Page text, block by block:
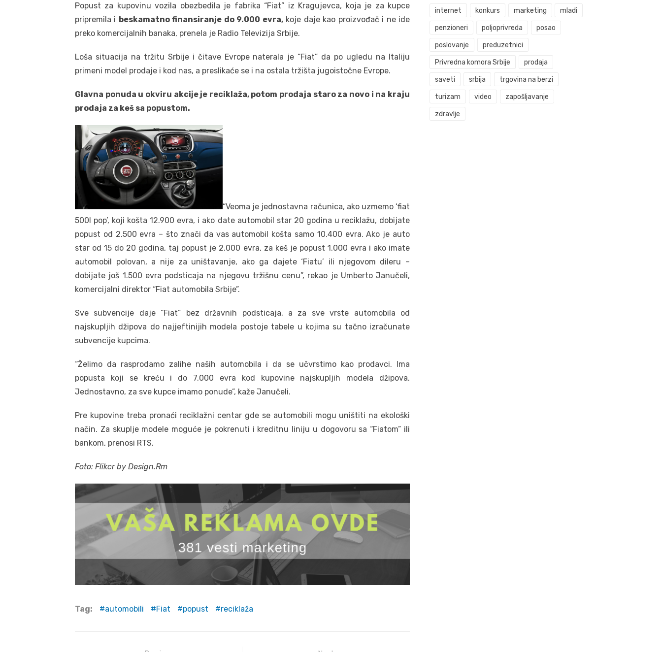
Popust za kupovinu vozila obezbedila je fabrika “Fiat” iz Kragujevca, koja je za kupce
pripremila i beskamatno finansiranje do 9.000 evra,koje daje kao proizvođač i ne ide
preko komercijalnih banaka, prenela je Radio Televizija Srbije.
Loša situacija na tržitu Srbije i čitave Evrope naterala je “Fiat” da po ugledu na Italiju
primeni model prodaje i kod nas, a preslikaće se i na ostala tržišta jugoistočne Evrope.
Glavna ponuda u okviru akcije je reciklaža, potom prodaja staro za novo i na kraju
prodaja za keš sa popustom.
“Veoma je jednostavna računica, ako uzmemo ‘fiat
500l pop’, koji košta 12.900 evra, i ako date automobil star 20 godina u reciklažu, dobijate
popust od 2.500 evra – što znači da vas automobil košta samo 10.400 evra. Ako je auto
star od 15 do 20 godina, taj popust je 2.000 evra, za keš je popust 1.000 evra i ako imate
automobil polovan, a nije za uništavanje, ako ga dajete ‘Fiatu’ ili njegovom dileru –
dobijate još 1.500 evra podsticaja na njegovu tržišnu cenu”, rekao je Umberto Janučeli,
komercijalni direktor “Fiat automobila Srbije”.
Sve subvencije daje “Fiat” bez državnih podsticaja, a za sve vrste automobila od
najskupljih džipova do najjeftinijih modela postoje tabele u kojima su tačno izračunate
subvencije kupcima.
“Želimo da rasprodamo zalihe naših automobila i da se učvrstimo kao prodavci. Ima
popusta koji se kreću i do 7.000 evra kod kupovine najskupljih modela džipova.
Jednostavno, za sve kupce imamo ponude”, kaže Janučeli.
Pre kupovine treba pronaći reciklažni centar gde se automobili mogu uništiti na ekološki
način. Za skuplje modele moguće je pokrenuti i kreditnu liniju u dogovoru sa “Fiatom” ili
bankom, prenosi RTS.
Foto: Flikcr by Design.Rm
Tag: automobili Fiat popust reciklaža
internet konkurs marketing mladi
penzioneri poljoprivreda posao
poslovanje preduzetnici
Privredna komora Srbije prodaja
saveti srbija trgovina na berzi
turizam video zapošljavanje
zdravlje